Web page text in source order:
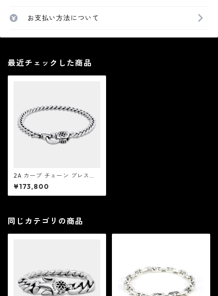
お支払い方法について
最近チェックした商品
2A カーブ チェーン ブレスレ
ット：Good Art HLYWD グッ
ド アート ハリウッド
¥173,800
同じカテゴリの商品